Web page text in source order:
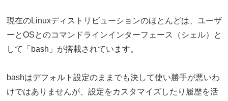
現在のLinuxディストリビューションのほとんどは、ユーザ
ーとOSとのコマンドラインインターフェース（シェル）と
して「bash」が搭載されています。
bashはデフォルト設定のままでも決して使い勝手が悪いわ
けではありませんが、設定をカスタマイズしたり履歴を活